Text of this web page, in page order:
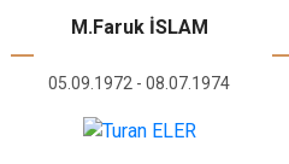
M.Faruk İSLAM
05.09.1972 - 08.07.1974